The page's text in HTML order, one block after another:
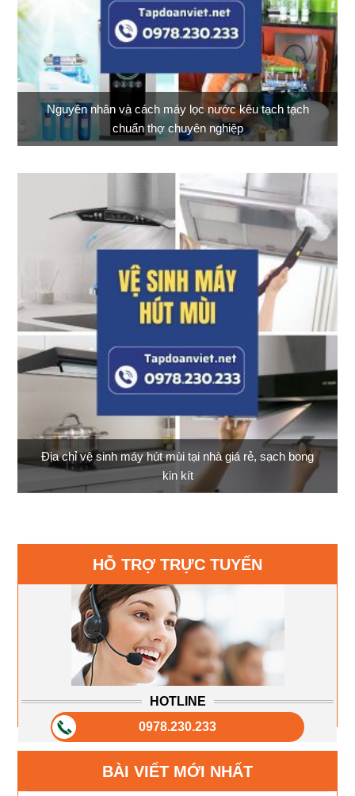
Nguyên nhân và cách máy lọc nước kêu tạch tạch
chuẩn thợ chuyên nghiệp
Địa chỉ vệ sinh máy hút mùi tại nhà giá rẻ, sạch bong
kin kít
HỖ TRỢ TRỰC TUYẾN
HOTLINE
0978.230.233
BÀI VIẾT MỚI NHẤT